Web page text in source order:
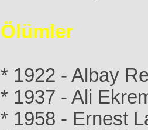
Ölümler
* 1922 - Albay
* 1937 - Ali
* 1958 - Ernest